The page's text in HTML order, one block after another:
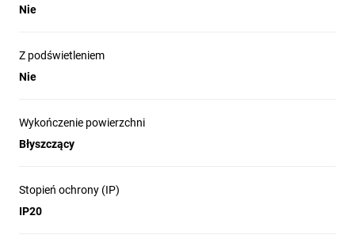
Nie
Z podświetleniem
Nie
Wykończenie powierzchni
Błyszczący
Stopień ochrony (IP)
IP20